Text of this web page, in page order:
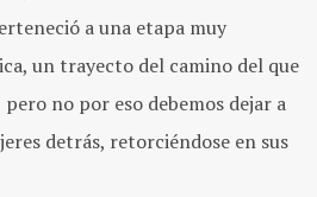
a una etapa muy
un trayecto del camino del que
no por eso debemos dejar a
detrás, retorciéndose en sus